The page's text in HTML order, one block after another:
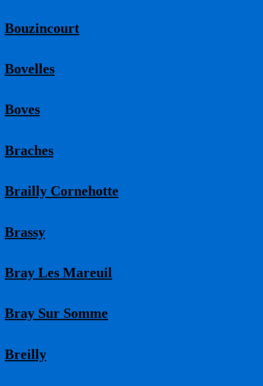
Bouzincourt
Bovelles
Boves
Braches
Brailly Cornehotte
Brassy
Bray Les Mareuil
Bray Sur Somme
Breilly